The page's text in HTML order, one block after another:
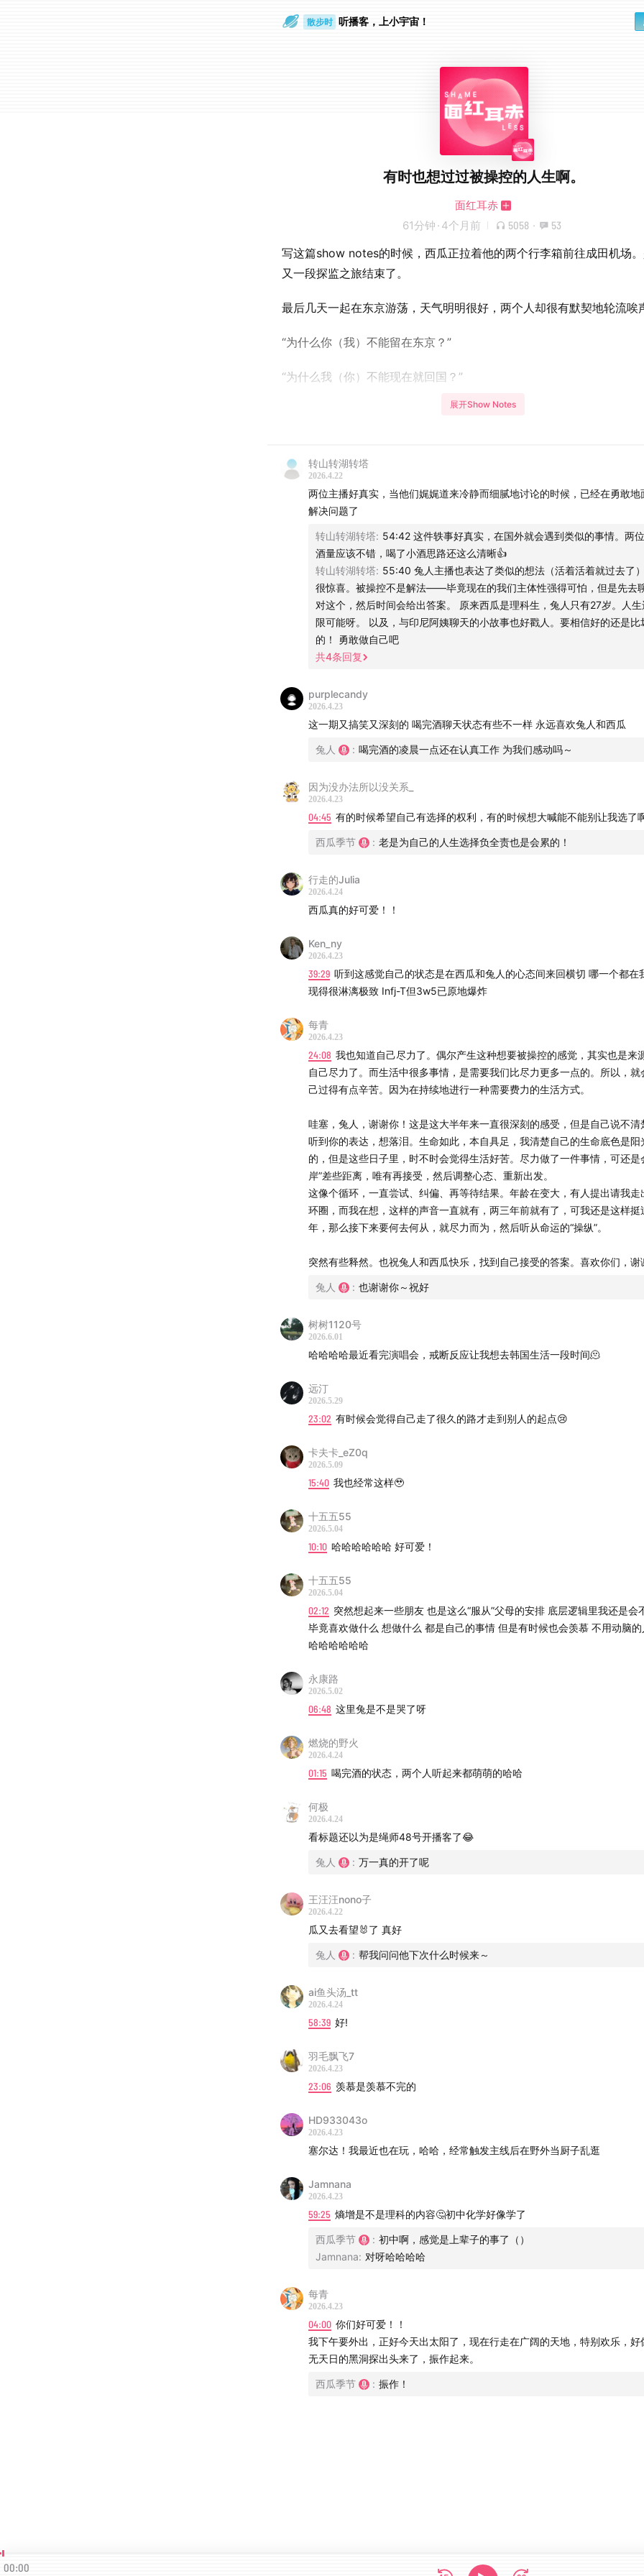
散步时 听播客，上小宇宙！
有时也想过过被操控的人生啊。
面红耳赤
61分钟 · 4个月前 5058 · 53
写这篇show notes的时候，西瓜正拉着他的两个行李箱前往成田机场。
又一段探监之旅结束了。
最后几天一起在东京游荡，天气明明很好，两个人却很有默契地轮流唉
“为什么你（我）不能留在东京？”
“为什么我（你）不能现在就回国？”
倒也不是对彼此有多依依不舍，而是刚好两个人都在这个春天再次站上
好难选啊啊啊啊啊， 要是能变成游戏里的角色，把自己全权交给一个
的玩家操控，替我们做出所有选择就好了。不用纠结成本是否合算，也
结果是否会如人意，必要时候还能氪金充会员......
于是，就有了这期聊天的主题——偶尔也想过过被操控的人生啊。你将
事先声明：虽然想被操控，但我们还是挑玩家的。
被选择题绑架的人生，我真的过腻了。
离职之后，我连20块的彩票都不敢买了。
18:00 无法选择的时候，就拖到一个“不得不”。
嘴上喊着想被操控的人，实际上控制欲还蛮强的。
28:52 如果有人能从小操控着我环游世界就好了。
害怕选择有时是，害怕自己选完也不能尽十分的力。
想要被操控，还想要守住底线？好事都归你得了。
55:07 没被人操控，但被自己读空气的能力操控了...
-
主播：西瓜、兔人
制作：左右
BGM：
小瀬村晶 - Close Eyes
岩崎元是 - ひとりにしないで
Gibran Alcocer - Idea 10
小瀬村晶 - Blue In Wilderness House
Park Bird - Are You Lost
-
商务联系：whatyouneedoffice
展开Show Notes
转山转湖转塔
2026.4.22
两位主播好真实，当他们娓娓道来冷静而细腻地讨论的时候，已经在勇敢地
解决问题了
转山转湖转塔: 54:42 这件轶事好真实，在国外就会遇到类似的事情。两
酒量应该不错，喝了小酒思路还这么清晰👍
转山转湖转塔: 55:40 兔人主播也表达了类似的想法（活着活着就过去了
很惊喜。被操控不是解法——毕竟现在的我们主体性强得可怕，但是先去
对这个，然后时间会给出答案。 原来西瓜是理科生，兔人只有27岁。人
限可能呀。 以及，与印尼阿姨聊天的小故事也好戳人。要相信好的还是比
的！ 勇敢做自己吧
共4条回复
purplecandy
2026.4.23
这一期又搞笑又深刻的 喝完酒聊天状态有些不一样 永远喜欢兔人和西瓜
兔人 : 喝完酒的凌晨一点还在认真工作 为我们感动吗～
因为没办法所以没关系_
2026.4.23
04:45 有的时候希望自己有选择的权利，有的时候想大喊能不能别让我选了
西瓜季节 : 老是为自己的人生选择负全责也是会累的！
行走的Julia
2026.4.24
西瓜真的好可爱！！
Ken_ny
2026.4.23
39:29 听到这感觉自己的状态是在西瓜和兔人的心态间来回横切 哪一个都在
现得很淋漓极致 Infj-T但3w5已原地爆炸
每青
2026.4.23
24:08 我也知道自己尽力了。偶尔产生这种想要被操控的感觉，其实也是来
自己尽力了。而生活中很多事情，是需要我们比尽力更多一点的。所以，就
己过得有点辛苦。因为在持续地进行一种需要费力的生活方式。
哇塞，兔人，谢谢你！这是这大半年来一直很深刻的感受，但是自己说不清
听到你的表达，想落泪。生命如此，本自具足，我清楚自己的生命底色是阳
的，但是这些日子里，时不时会觉得生活好苦。尽力做了一件事情，可还是
岸”差些距离，唯有再接受，然后调整心态、重新出发。
这像个循环，一直尝试、纠偏、再等待结果。年龄在变大，有人提出请我走
环圈，而我在想，这样的声音一直就有，两三年前就有了，可我还是这样挺
年，那么接下来要何去何从，就尽力而为，然后听从命运的“操纵”。
突然有些释然。也祝兔人和西瓜快乐，找到自己接受的答案。喜欢你们，谢
兔人 : 也谢谢你～祝好
树树1120号
2026.6.01
哈哈哈哈最近看完演唱会，戒断反应让我想去韩国生活一段时间🫠
远汀
2026.5.29
23:02 有时候会觉得自己走了很久的路才走到别人的起点😢
卡夫卡_eZ0q
2026.5.09
15:40 我也经常这样🥹
十五五55
2026.5.04
10:10 哈哈哈哈哈哈 好可爱！
十五五55
2026.5.04
02:12 突然想起来一些朋友 也是这么“服从”父母的安排 底层逻辑里我还是会
毕竟喜欢做什么 想做什么 都是自己的事情 但是有时候也会羡慕 不用动脑
哈哈哈哈哈哈
永康路
2026.5.02
06:48 这里兔是不是哭了呀
燃烧的野火
2026.4.24
01:15 喝完酒的状态，两个人听起来都萌萌的哈哈
何极
2026.4.24
看标题还以为是绳师48号开播客了😂
兔人 : 万一真的开了呢
王汪汪nono子
2026.4.22
瓜又去看望🐰了 真好
兔人 : 帮我问问他下次什么时候来～
ai鱼头汤_tt
2026.4.24
58:39 好!
羽毛飘飞7
2026.4.23
23:06 羡慕是羡慕不完的
HD933043o
2026.4.23
塞尔达！我最近也在玩，哈哈，经常触发主线后在野外当厨子乱逛
Jamnana
2026.4.23
59:25 熵增是不是理科的内容🤔初中化学好像学了
西瓜季节 : 初中啊，感觉是上辈子的事了（）
Jamnana: 对呀哈哈哈哈
每青
2026.4.23
04:00 你们好可爱！！
我下午要外出，正好今天出太阳了，现在行走在广阔的天地，特别欢乐，好
无天日的黑洞探出头来了，振作起来。
西瓜季节 : 振作！
00:00